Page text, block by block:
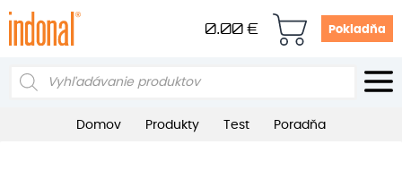
0.00 € Pokladňa
Products
Domov Produkty Test Poradňa